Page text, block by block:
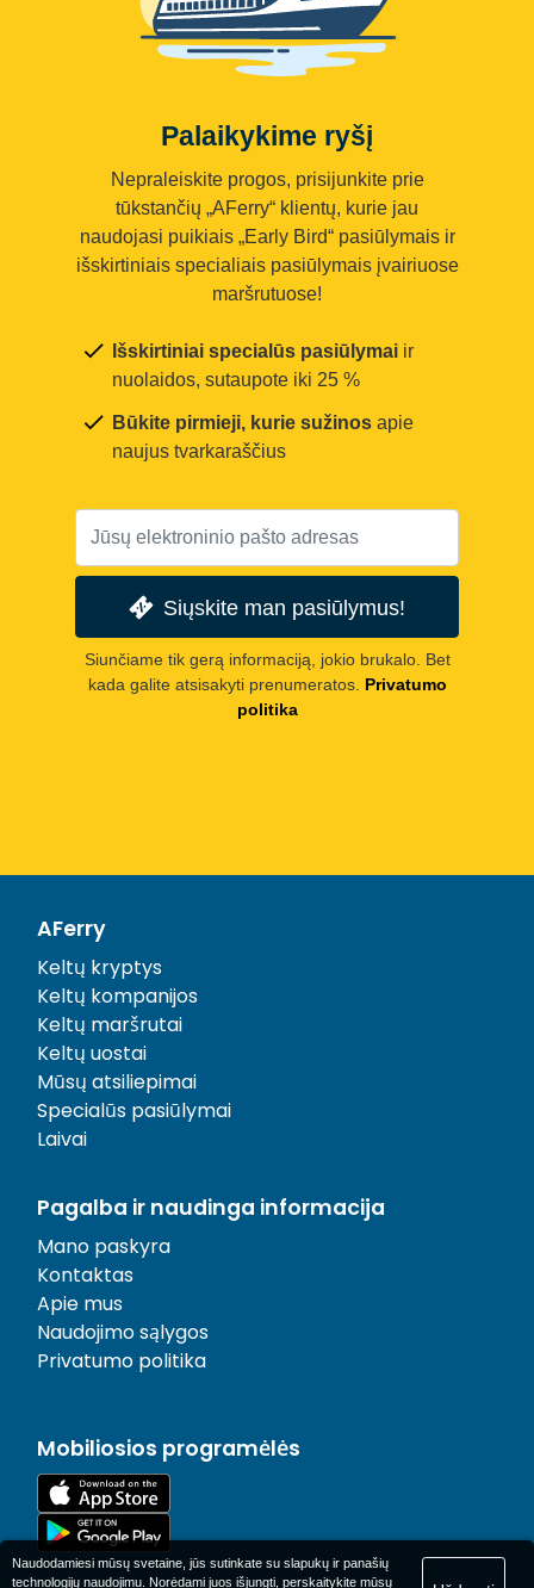
Palaikykime ryšį
Nepraleiskite progos, prisijunkite prie
tūkstančių „AFerry“ klientų, kurie jau
naudojasi puikiais „Early Bird“ pasiūlymais ir
išskirtiniais specialiais pasiūlymais įvairiuose
maršrutuose!
Išskirtiniai specialūs pasiūlymai ir
nuolaidos, sutaupote iki 25 %
Būkite pirmieji, kurie sužinos apie
naujus tvarkaraščius
Siųskite man pasiūlymus!
Siunčiame tik gerą informaciją, jokio brukalo. Bet
kada galite atsisakyti prenumeratos. Privatumo
politika
AFerry
Keltų kryptys
Keltų kompanijos
Keltų maršrutai
Keltų uostai
Mūsų atsiliepimai
Specialūs pasiūlymai
Laivai
Pagalba ir naudinga informacija
Mano paskyra
Kontaktas
Apie mus
Naudojimo sąlygos
Privatumo politika
Mobiliosios programėlės
Naudodamiesi mūsų svetaine, jūs sutinkate su slapukų ir panašių
technologijų naudojimu. Norėdami juos išjungti, perskaitykite mūsų